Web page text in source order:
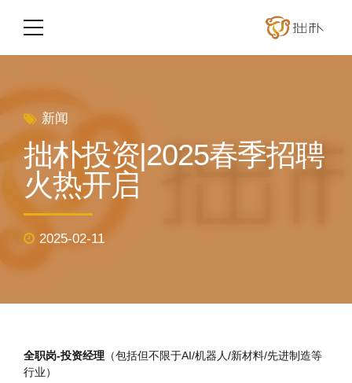
新闻
拙朴投资|2025春季招聘
火热开启
2025-02-11
全职岗-投资经理 （包括但不限于AI/机器人/新材料/先进制造等
行业）